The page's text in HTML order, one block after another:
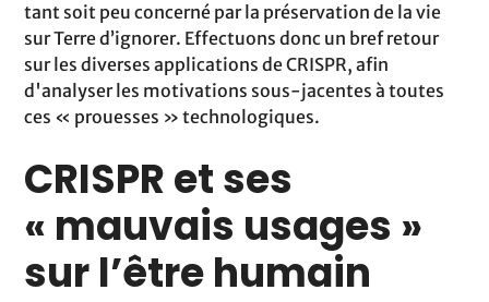
tant soit peu concerné par la préservation de la vie
sur Terre d’ignorer. Effectuons donc un bref retour
sur les diverses applications de CRISPR, afin
d'analyser les motivations sous-jacentes à toutes
ces « prouesses » technologiques.
CRISPR et ses
« mauvais usages »
sur l’être humain